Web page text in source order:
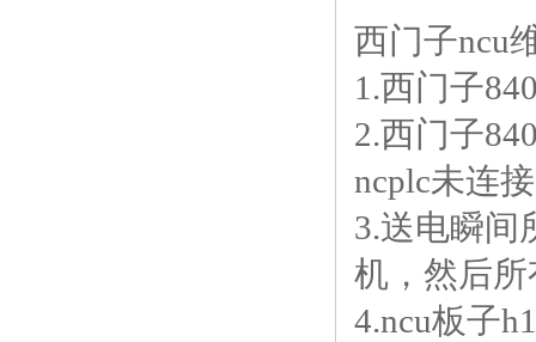
西门子ncu
1.西门子
2.西门子
ncplc未连
3.送电瞬间
机，然后
4.ncu板子